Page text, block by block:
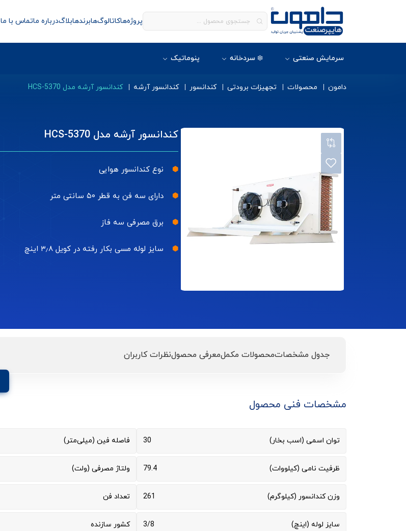
پروژه‌هاکاتالوگ‌هابرندهابلاگدرباره ماتماس با ما
سرمایش صنعتی ❄️ سردخانه پنوماتیک
دامون محصولات تجهیزات برودتی کندانسور کندانسور آرشه کندانسور آرشه مدل HCS-5370
کندانسور آرشه مدل HCS-5370
نوع کندانسور هوایی
دارای سه فن به قطر ۵۰ سانتی متر
برق مصرفی سه فاز
سایز لوله مسی بکار رفته در کویل ۳٫۸ اینچ
جدول مشخصاتمحصولات مکملمعرفی محصولنظرات کاربران
مشخصات فنی محصول
توان اسمی (اسب بخار) 30
ظرفیت نامی (کیلووات) 79.4
وزن کندانسور (کیلوگرم) 261
سایز لوله (اینچ) 3/8
فاصله فین (میلی‌متر)
ولتاژ مصرفی (ولت)
تعداد فن
کشور سازنده